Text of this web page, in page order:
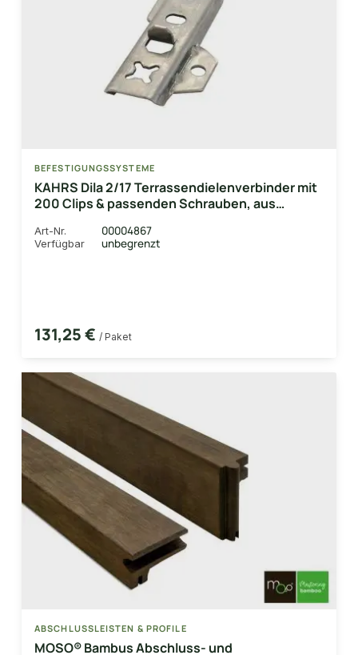
BEFESTIGUNGSSYSTEME
KAHRS Dila 2/17 Terrassendielenverbinder mit
200 Clips & passenden Schrauben, aus
Art-Nr. 00004867
Verfügbar unbegrenzt
131,25 € / Paket
ABSCHLUSSLEISTEN & PROFILE
MOSO® Bambus Abschluss- und